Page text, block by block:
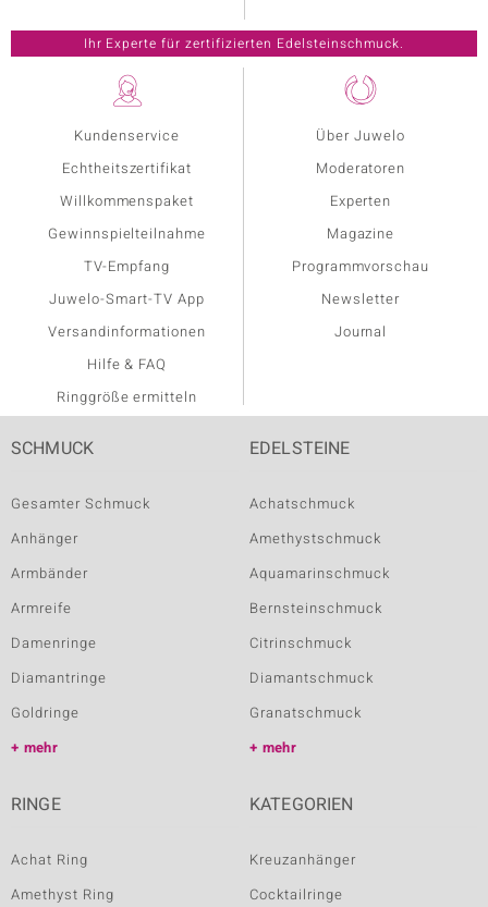
Kundenservice
Echtheitszertifikat
Willkommenspaket
Gewinnspielteilnahme
TV-Empfang
Juwelo-Smart-TV App
Versandinformationen
Hilfe & FAQ
Ringgröße ermitteln
Über Juwelo
Moderatoren
Experten
Magazine
Programmvorschau
Newsletter
Journal
SCHMUCK
Gesamter Schmuck
Anhänger
Armbänder
Armreife
Damenringe
Diamantringe
Goldringe
mehr
EDELSTEINE
Achatschmuck
Amethystschmuck
Aquamarinschmuck
Bernsteinschmuck
Citrinschmuck
Diamantschmuck
Granatschmuck
mehr
RINGE
Achat Ring
Amethyst Ring
KATEGORIEN
Kreuzanhänger
Cocktailringe